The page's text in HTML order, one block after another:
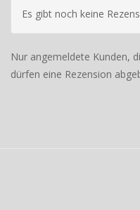
Es gibt noch keine
Nur angemeldete Kunden,
dürfen eine Rezension